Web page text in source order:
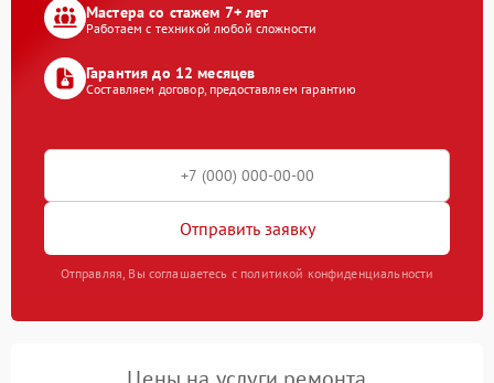
Мастера со стажем 7+ лет
Работаем с техникой любой сложности
Гарантия до 12 месяцев
Составляем договор, предоставляем гарантию
Отправить заявку
Отправляя, Вы соглашаетесь с политикой конфиденциальности